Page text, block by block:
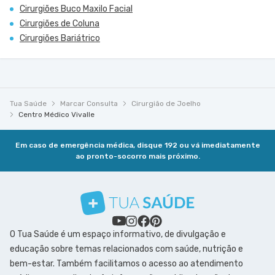
Cirurgiões Buco Maxilo Facial
Cirurgiões de Coluna
Cirurgiões Bariátrico
Tua Saúde Marcar Consulta
Cirurgião de Joelho
Centro Médico Vivalle
Em caso de emergência médica, disque 192 ou vá imediatamente
ao pronto-socorro mais próximo.
O Tua Saúde é um espaço informativo, de divulgação e
educação sobre temas relacionados com saúde, nutrição e
bem-estar. Também facilitamos o acesso ao atendimento